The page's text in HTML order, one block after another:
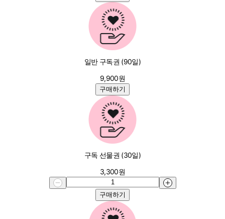
일반 구독권 (90일)
9,900원
구매하기
구독 선물권 (30일)
3,300원
구매하기